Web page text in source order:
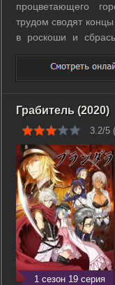
процветающего
трудом сводят
в роскоши и
«Бездну». Однажды
и приговаривают
«Бездну», где мусор,
Грабитель (2020)
3.2/5 (
1 сезон 19 серия